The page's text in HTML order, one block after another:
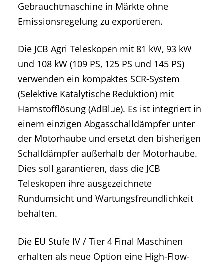
Gebrauchtmaschine in Märkte ohne
Emissionsregelung zu exportieren.
Die JCB Agri Teleskopen mit 81 kW, 93 kW
und 108 kW (109 PS, 125 PS und 145 PS)
verwenden ein kompaktes SCR-System
(Selektive Katalytische Reduktion) mit
Harnstofflösung (AdBlue). Es ist integriert in
einem einzigen Abgasschalldämpfer unter
der Motorhaube und ersetzt den bisherigen
Schalldämpfer außerhalb der Motorhaube.
Dies soll garantieren, dass die JCB
Teleskopen ihre ausgezeichnete
Rundumsicht und Wartungsfreundlichkeit
behalten.
Die EU Stufe IV / Tier 4 Final Maschinen
erhalten als neue Option eine High-Flow-